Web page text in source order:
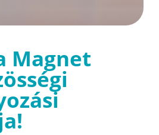
Magnet